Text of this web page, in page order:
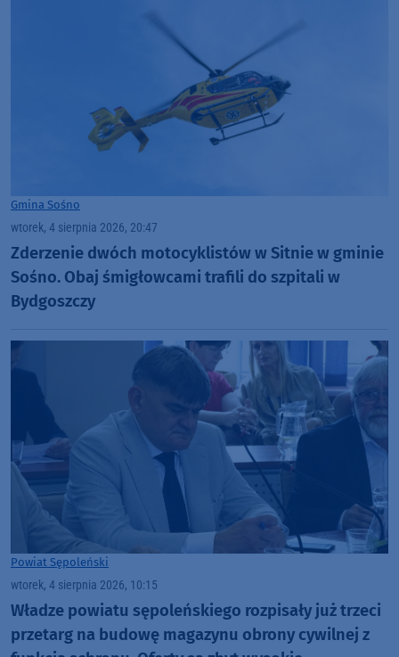
Gmina Sośno
wtorek, 4 sierpnia 2026, 20:47
Zderzenie dwóch motocyklistów w Sitnie w gminie
Sośno. Obaj śmigłowcami trafili do szpitali w
Bydgoszczy
Powiat Sępoleński
wtorek, 4 sierpnia 2026, 10:15
Władze powiatu sępoleńskiego rozpisały już trzeci
przetarg na budowę magazynu obrony cywilnej z